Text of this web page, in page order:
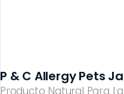
Producto Natural Para
P & C Allergy Pets